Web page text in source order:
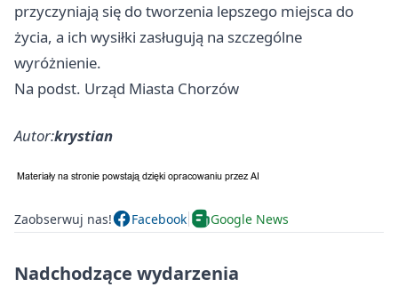
przyczyniają się do tworzenia lepszego miejsca do
życia, a ich wysiłki zasługują na szczególne
wyróżnienie.
Na podst. Urząd Miasta Chorzów
Autor:krystian
Zaobserwuj nas! Facebook Google News
Nadchodzące wydarzenia